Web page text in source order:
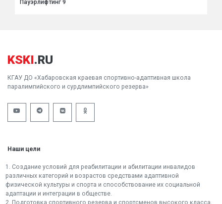
Пауэрлифтинг 9
KSKI.RU
КГАУ ДО «Хабаровская краевая спортивно-адаптивная школа
паралимпийского и сурдлимпийского резерва»
Наши цели
1. Создание условий для реабилитации и абилитации инвалидов
различных категорий и возрастов средствами адаптивной
физической культуры и спорта и способствование их социальной
адаптации и интеграции в обществе.
2. Подготовка спортивного резерва и спортсменов высокого класса.